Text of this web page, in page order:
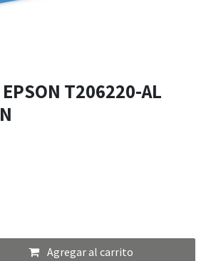
T206220-AL
Agregar al carrito